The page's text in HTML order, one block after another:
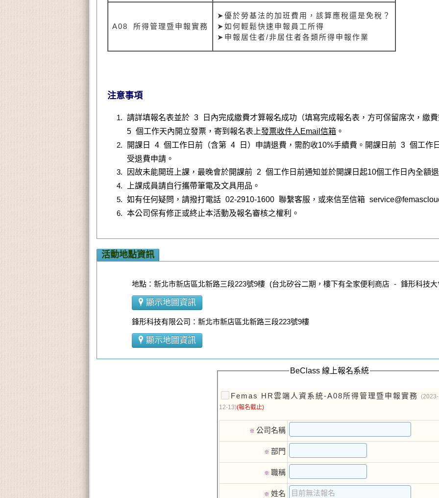
A08 所得管理暨申報實務
➤優於勞基法的加班費用，該算應稅還是免稅？
➤如何輕鬆快速申報員工所得
➤申報居住者/非居住者各類所得申報作業
注意事項
請詳填報名表並於 3 日內完成繳費才算報名成功（填寫完成報名表，方可保留席次，繳
5 個工作天內開立發票，寄到報名表上發票收件人Email信箱 。
開課日 4 個工作日前（含第 4 日）申請退費，需酌收10%手續費。開課日前 3 個工作
受退費申請。
因故未能開班上課，最晚會於開課前 2 個工作日前通知並於開課日起10個工作日內全額
上課成員請自行攜帶筆電及文具用品。
如有任何疑問，請撥打電話 02-2910-1600 聯繫客服，或來信至信箱
本公司保有修正或終止本活動及報名審核之權利。
活動地點資訊
地點：新北市新店區北新路三段223號9樓 (台北矽谷二期，樓下有全家便利商店 - 鋒形科技大
顯示地圖資訊
鋒形科技有限公司：新北市新店區北新路三段223號9樓
顯示地圖資訊
BeClass 線上報名系統
Femas HR雲端人資系統-A08所得管理暨申報實務 (2023-
12-13)(報名截止)
※ 公司名稱
※ 部門
※ 職稱
※ 姓名